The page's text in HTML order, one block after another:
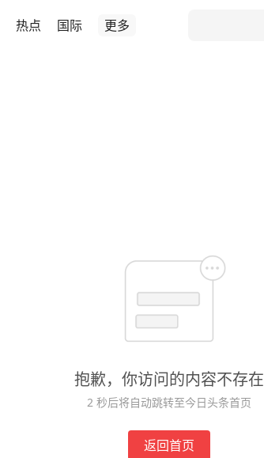
热点 国际 更多
抱歉，你访问的内容不存在
2 秒后将自动跳转至今日头条首页
返回首页